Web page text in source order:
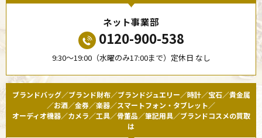
ネット事業部
0120-900-538
9:30〜19:00（水曜のみ17:00まで）定休日 なし
ブランドバッグ／ブランド財布／ブランドジュエリー／時計／宝石／貴金属
／お酒／金券／楽器／スマートフォン・タブレット／
オーディオ機器／カメラ／工具／骨董品／筆記用具／ブランドコスメの買取
は